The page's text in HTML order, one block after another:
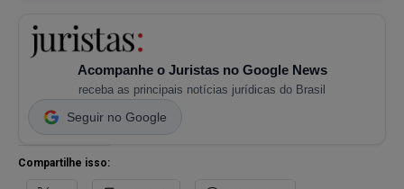
Acompanhe o Juristas no Google News
receba as principais notícias jurídicas do Brasil
Seguir no Google
Compartilhe isso: